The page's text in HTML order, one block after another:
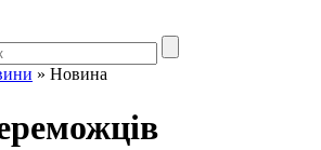
» Новина